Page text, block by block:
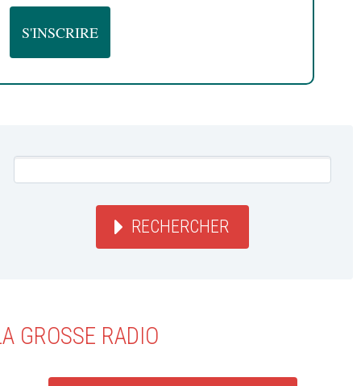
RECHERCHER
GROSSE RADIO